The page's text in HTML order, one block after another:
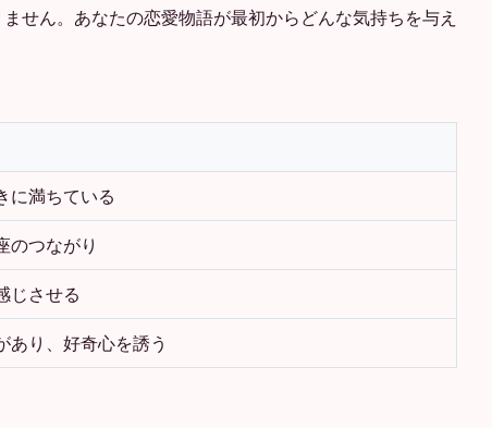
せん。あなたの恋愛物語が最初からどんな気持ちを与え
に満ちている
のつながり
じさせる
あり、好奇心を誘う